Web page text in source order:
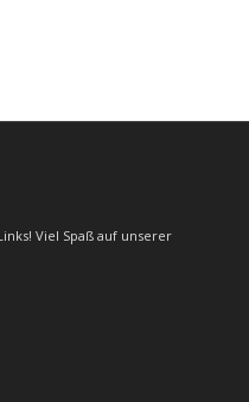
Viel Spaß auf unserer